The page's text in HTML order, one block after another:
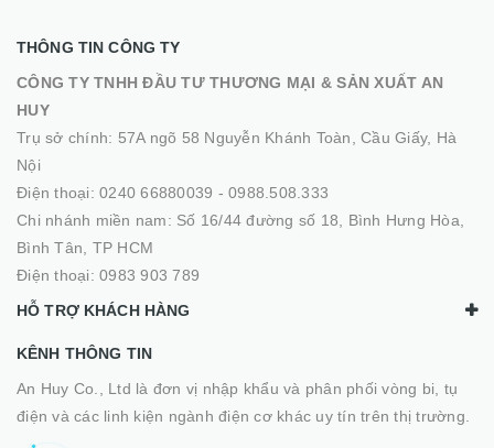
THÔNG TIN CÔNG TY
CÔNG TY TNHH ĐẦU TƯ THƯƠNG MẠI & SẢN XUẤT AN
HUY
Trụ sở chính: 57A ngõ 58 Nguyễn Khánh Toàn, Cầu Giấy, Hà
Nội
Điện thoại: 0240 66880039 - 0988.508.333
Chi nhánh miền nam: Số 16/44 đường số 18, Bình Hưng Hòa,
Bình Tân, TP HCM
Điện thoại: 0983 903 789
HỖ TRỢ KHÁCH HÀNG
KÊNH THÔNG TIN
An Huy Co., Ltd là đơn vị nhập khẩu và phân phối vòng bi, tụ
điện và các linh kiện ngành điện cơ khác uy tín trên thị trường.